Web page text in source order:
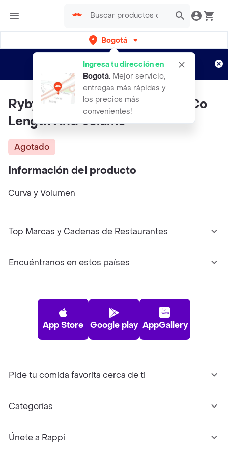
Bogotá
Ingresa tu dirección en
Bogotá. Mejor servicio,
entregas más rápidas y
los precios más
convenientes!
envíos gratis por semanas
Aplican TyC
Ryby Rose Pestanina Tr O-P-I Co
Length And Volume
Agotado
Información del producto
Curva y Volumen
Top Marcas y Cadenas de Restaurantes
Encuéntranos en estos países
App Store Google play AppGallery
Pide tu comida favorita cerca de ti
Categorías
Únete a Rappi